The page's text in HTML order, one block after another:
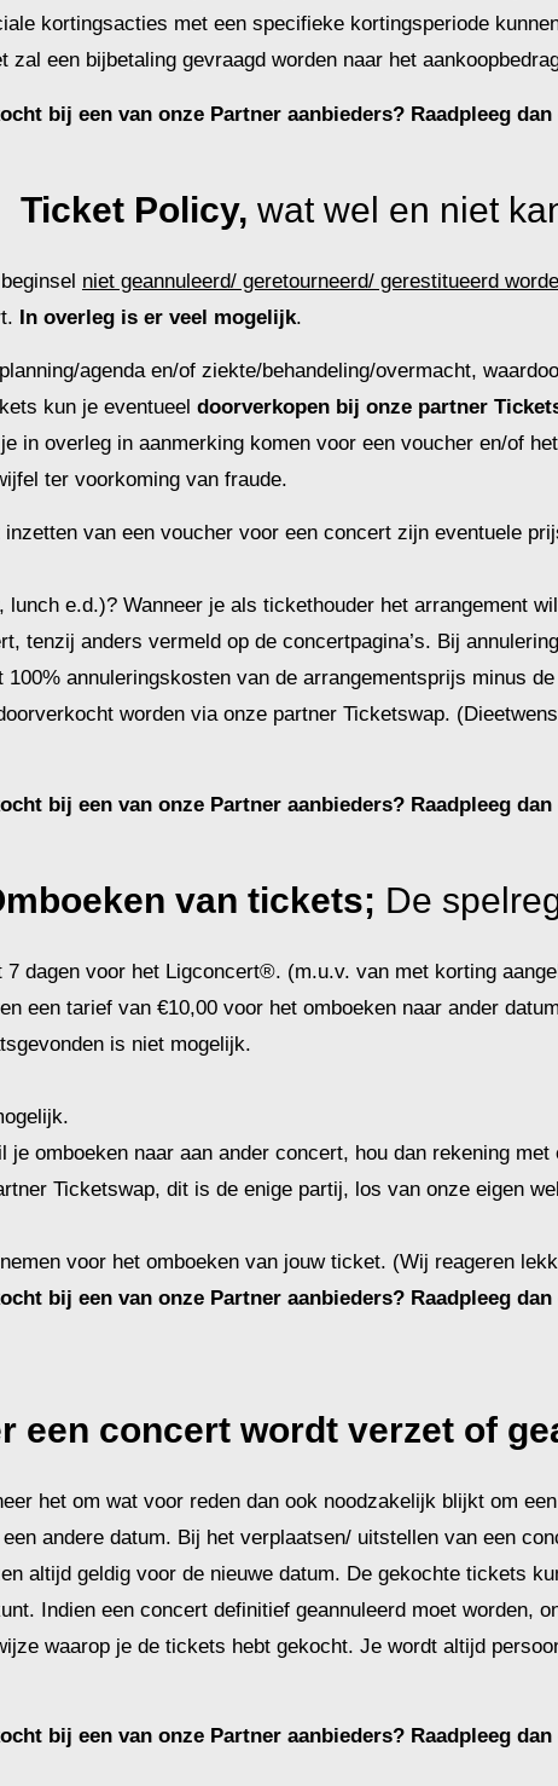
kortingsacties met een specifieke kortingsperiode
een bijbetaling gevraagd worden naar het
bij een van onze Partner aanbieders? Raadpleeg
Ticket Policy, wat wel en niet
niet geannuleerd/ geretourneerd/ gerestitueerd
In overleg is er veel mogelijk.
agenda en/of ziekte/behandeling/overmacht,
kun je eventueel doorverkopen bij onze partner
in overleg in aanmerking komen voor een voucher en/of
ter voorkoming van fraude.
van een voucher voor een concert zijn eventuele
e.d.)? Wanneer je als tickethouder het arrangement
tenzij anders vermeld op de concertpagina’s. Bij
annuleringskosten van de arrangementsprijs minus
worden via onze partner Ticketswap.
bij een van onze Partner aanbieders? Raadpleeg
van tickets; De
dagen voor het Ligconcert®. (m.u.v. van met korting
een tarief van €10,00 voor het omboeken naar ander
is niet mogelijk.
omboeken naar aan ander concert, hou dan rekening met
Ticketswap, dit is de enige partij, los van onze eigen
voor het omboeken van jouw ticket. (Wij reageren
bij een van onze Partner aanbieders? Raadpleeg
een concert wordt verzet of
het om wat voor reden dan ook noodzakelijk blijkt om
andere datum. Bij het verplaatsen/ uitstellen van een
altijd geldig voor de nieuwe datum. De gekochte tickets
Indien een concert definitief geannuleerd moet worden,
waarop je de tickets hebt gekocht. Je wordt altijd
bij een van onze Partner aanbieders? Raadpleeg